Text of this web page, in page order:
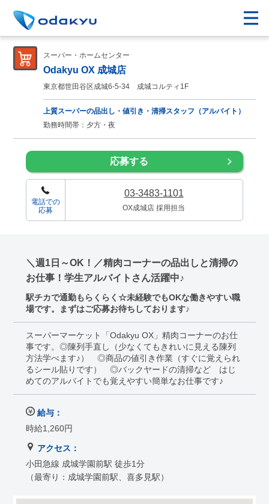
スーパー・ホームセンター
Odakyu OX 成城店
東京都世田谷区成城6-5-34 成城コルティ1F
上質スーパーの品出し・値引き・清掃スタッフ（アルバイト）
勤務時間帯：夕方・夜
応募する
電話での
応募
03-3483-1101
OX成城店 採用担当
＼週1日～OK！／精肉コーナーの品出しと清掃の
お仕事！学生アルバイトさん活躍中♪
駅チカで通勤もらくらく☆未経験でもOKな働きやすい職
場です。まずはご応募お待ちしております♪
スーパーマーケット「Odakyu OX」精肉コーナーのお仕
事です。◎陳列手直し（少なくてもきれいに見える陳列
方法学べます♪） ◎商品の値引き作業（すぐに覚えられ
るシール貼りです） ◎バックヤードの清掃など はじ
めてのアルバイトでも覚えやすい簡単なお仕事です♪
給与：
時給1,260円
アクセス：
小田急線 成城学園前駅 徒歩1分
（最寄り：成城学園前駅、喜多見駅）